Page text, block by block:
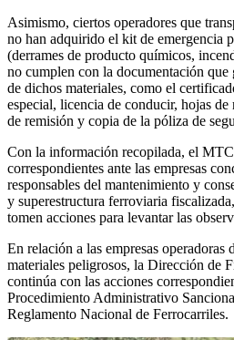
Asimismo, ciertos operadores que
no han adquirido el kit de emergencia
(derrames de producto químicos,
no cumplen con la documentación que
de dichos materiales, como el
especial, licencia de conducir, hojas de
de remisión y copia de la póliza de
Con la información recopilada, el
correspondientes ante las empresas
responsables del mantenimiento y
y superestructura ferroviaria
tomen acciones para levantar las
En relación a las empresas operadoras
materiales peligrosos, la Dirección de
continúa con las acciones
Procedimiento Administrativo
Reglamento Nacional de Ferrocarriles.